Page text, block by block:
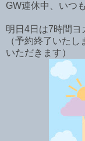
GW連休中、いつ
明日4日は7時間ヨ
（予約終了いた
いただきます）